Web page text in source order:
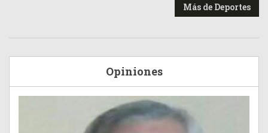
Más de Deportes
Opiniones